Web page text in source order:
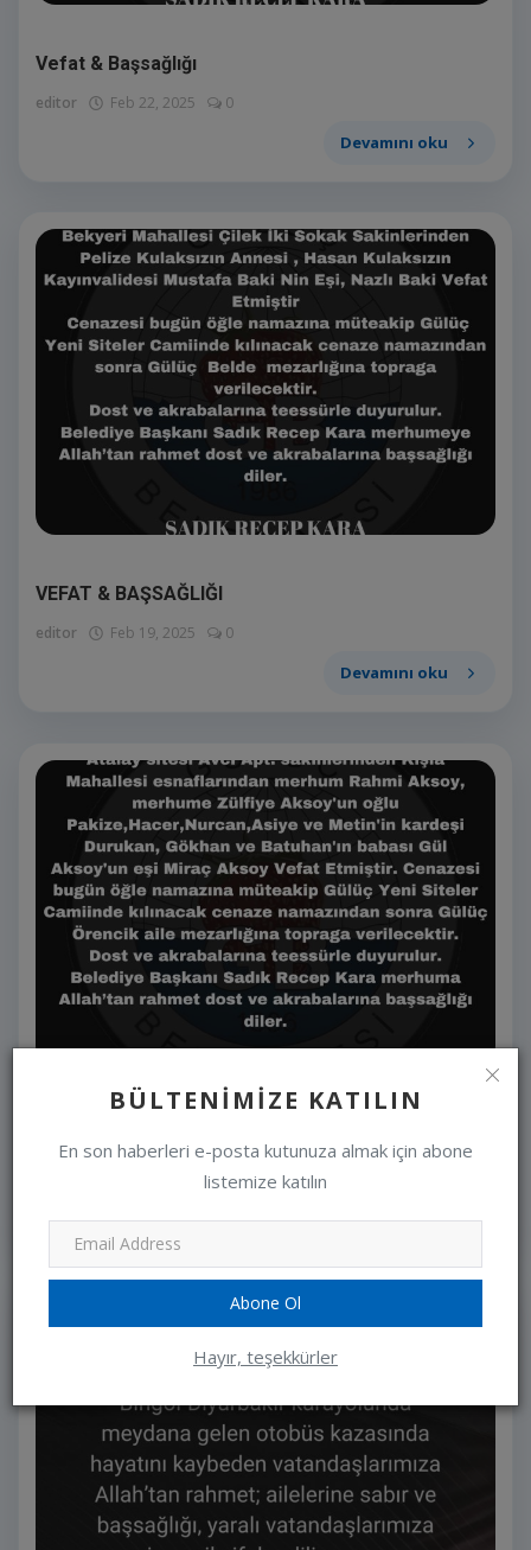
BÜLTENIMIZE KATILIN
En son haberleri e-posta kutunuza almak için abone
listemize katılın
Abone Ol
Hayır, teşekkürler
Vefat & Başsağlığı
editor Feb 22, 2025 0
Devamını oku
VEFAT & BAŞSAĞLIĞI
editor Feb 19, 2025 0
Devamını oku